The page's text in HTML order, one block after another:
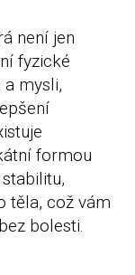
není jen
fyzické
mysli,
formou
těla, což vám
bolesti.